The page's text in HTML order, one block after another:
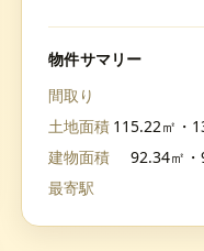
物件サマリー
間取り
土地面積 115.22㎡・
建物面積
92.34㎡
最寄駅